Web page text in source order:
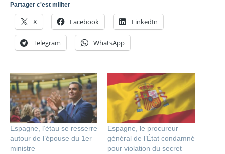
Partager c'est militer
X Facebook LinkedIn
Telegram WhatsApp
Espagne, l’étau se resserre
autour de l’épouse du 1er
ministre
Espagne, le procureur
général de l’État condamné
pour violation du secret